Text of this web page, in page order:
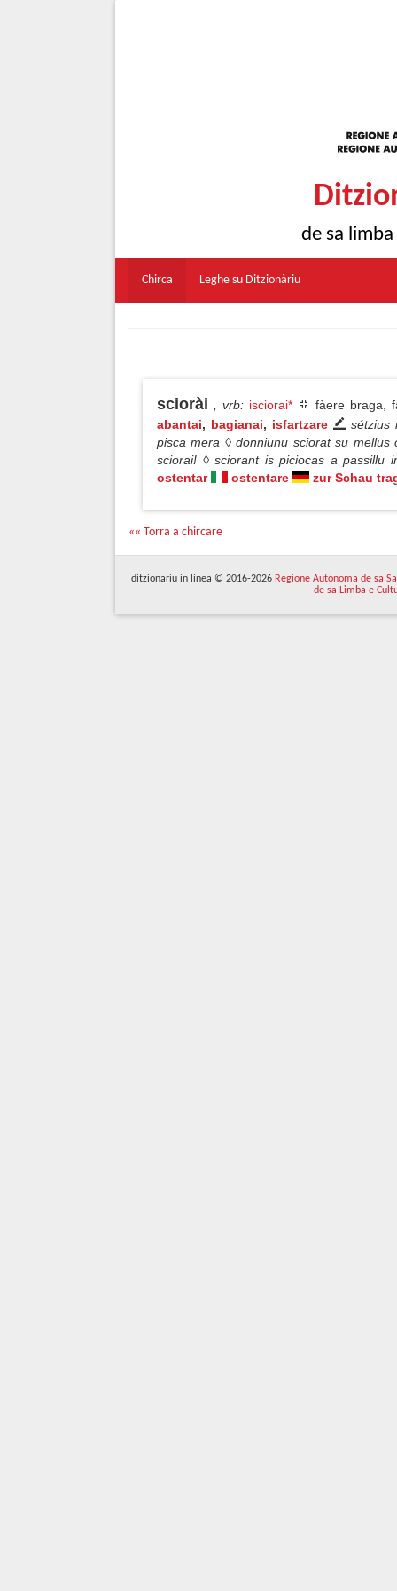
de sa
Chirca Leghe su Ditzionàriu
sciorài , vrb: isciorai*
fàere braga,
abantai, bagianai, isfartzare
sétzius
pisca mera ◊ donniunu sciorat su
sciorai! ◊ sciorant is piciocas a passillu
ostentar
ostentare zur Schau
«« Torra a chircare
ditzionariu in línea © 2016-2026 Regione Autònoma de sa
de sa Limba e